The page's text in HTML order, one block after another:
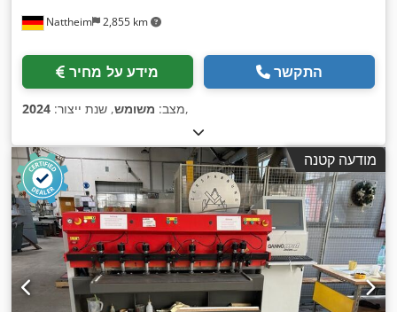
Nattheim 2,855 km
מידע על מחיר התקשר
מצב: משומש, שנת ייצור: 2024 ,
מודעה קטנה